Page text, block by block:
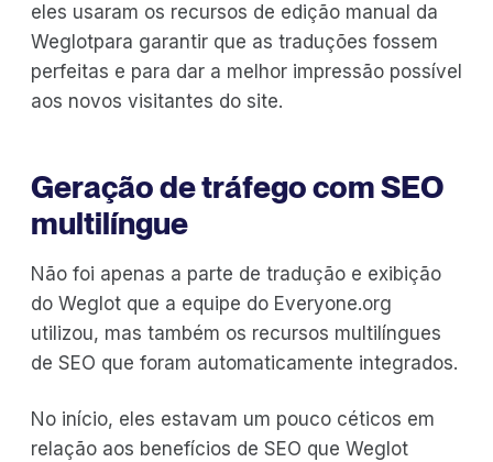
eles usaram os recursos de edição manual da
Weglotpara garantir que as traduções fossem
perfeitas e para dar a melhor impressão possível
aos novos visitantes do site.
Geração de tráfego com SEO
multilíngue
Não foi apenas a parte de tradução e exibição
do Weglot que a equipe do Everyone.org
utilizou, mas também os recursos multilíngues
de SEO que foram automaticamente integrados.
No início, eles estavam um pouco céticos em
relação aos benefícios de SEO que Weglot